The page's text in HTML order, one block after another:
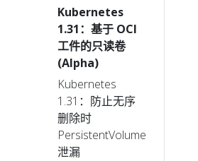
Kubernetes
1.31：基于 OCI
工件的只读卷
(Alpha)
Kubernetes
1.31：防止无序
删除时
PersistentVolume
泄漏